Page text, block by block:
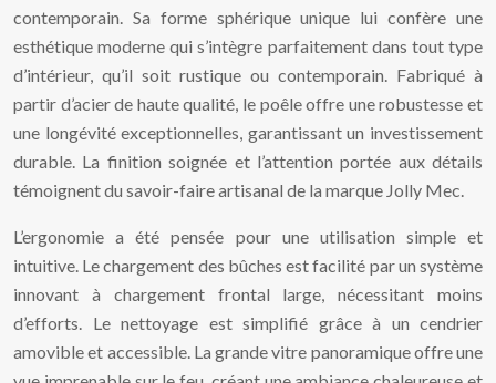
contemporain. Sa forme sphérique unique lui confère une
esthétique moderne qui s’intègre parfaitement dans tout type
d’intérieur, qu’il soit rustique ou contemporain. Fabriqué à
partir d’acier de haute qualité, le poêle offre une robustesse et
une longévité exceptionnelles, garantissant un investissement
durable. La finition soignée et l’attention portée aux détails
témoignent du savoir-faire artisanal de la marque Jolly Mec.
L’ergonomie a été pensée pour une utilisation simple et
intuitive. Le chargement des bûches est facilité par un système
innovant à chargement frontal large, nécessitant moins
d’efforts. Le nettoyage est simplifié grâce à un cendrier
amovible et accessible. La grande vitre panoramique offre une